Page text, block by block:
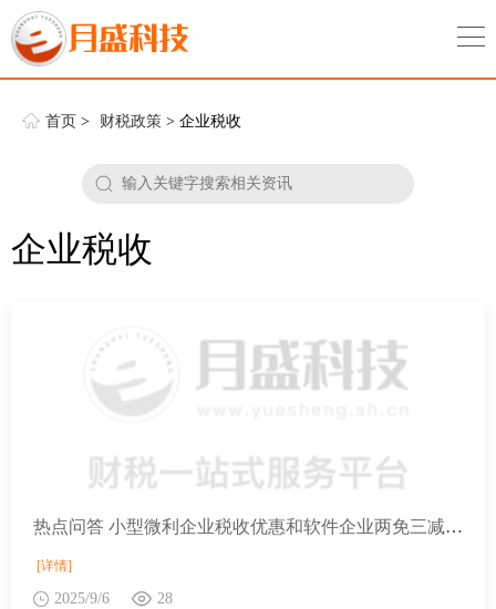
首页 > 财税政策 > 企业税收
企业税收
热点问答 小型微利企业税收优惠和软件企业两免三减半税收优惠能否同时享受？
[详情]
2025/9/6 28